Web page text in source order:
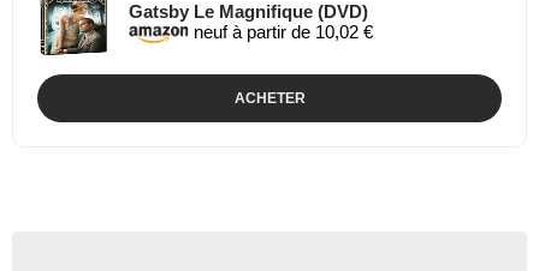
Gatsby Le Magnifique (DVD)
neuf à partir de 10,02 €
ACHETER